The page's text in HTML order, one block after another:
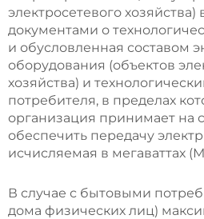
электросетевого хозяйства)
документами о
и обусловленная составом
оборудования (объектов
хозяйства) и
потребителя, в пределах
организация принимает на
обеспечить передачу
исчисляемая в мегаваттах
В случае с бытовыми
дома физических лиц)